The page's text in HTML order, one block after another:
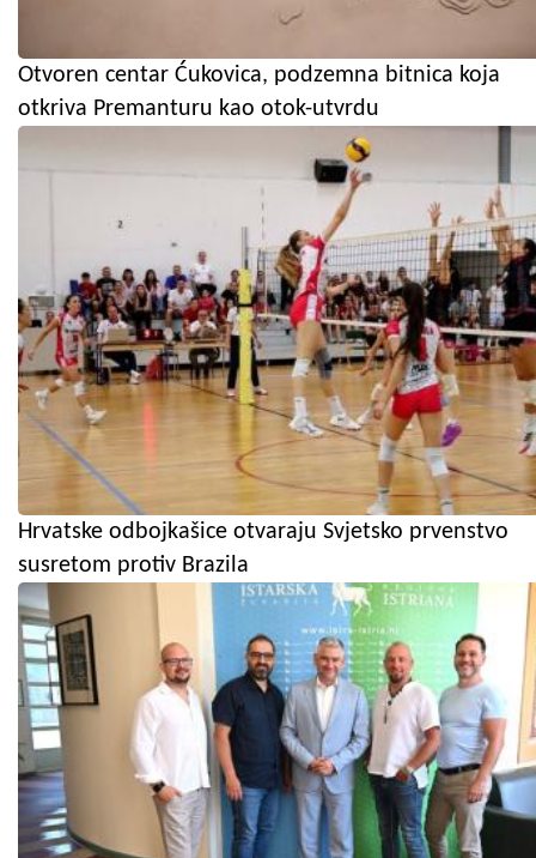
Otvoren centar Ćukovica, podzemna bitnica koja
otkriva Premanturu kao otok-utvrdu
Hrvatske odbojkašice otvaraju Svjetsko prvenstvo
susretom protiv Brazila